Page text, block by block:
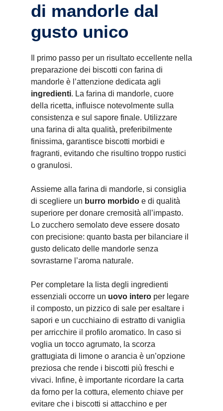
di mandorle dal
gusto unico
Il primo passo per un risultato eccellente nella
preparazione dei biscotti con farina di
mandorle è l’attenzione dedicata agli
ingredienti. La farina di mandorle, cuore
della ricetta, influisce notevolmente sulla
consistenza e sul sapore finale. Utilizzare
una farina di alta qualità, preferibilmente
finissima, garantisce biscotti morbidi e
fragranti, evitando che risultino troppo rustici
o granulosi.
Assieme alla farina di mandorle, si consiglia
di scegliere un burro morbido e di qualità
superiore per donare cremosità all’impasto.
Lo zucchero semolato deve essere dosato
con precisione: quanto basta per bilanciare il
gusto delicato delle mandorle senza
sovrastarne l’aroma naturale.
Per completare la lista degli ingredienti
essenziali occorre un uovo intero per legare
il composto, un pizzico di sale per esaltare i
sapori e un cucchiaino di estratto di vaniglia
per arricchire il profilo aromatico. In caso si
voglia un tocco agrumato, la scorza
grattugiata di limone o arancia è un’opzione
preziosa che rende i biscotti più freschi e
vivaci. Infine, è importante ricordare la carta
da forno per la cottura, elemento chiave per
evitare che i biscotti si attacchino e per